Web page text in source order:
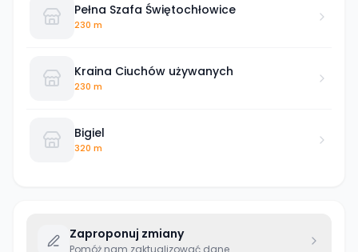
Pełna Szafa Świętochłowice
230 m
Kraina Ciuchów używanych
230 m
Bigiel
320 m
Zaproponuj zmiany
Pomóż nam zaktualizować dane